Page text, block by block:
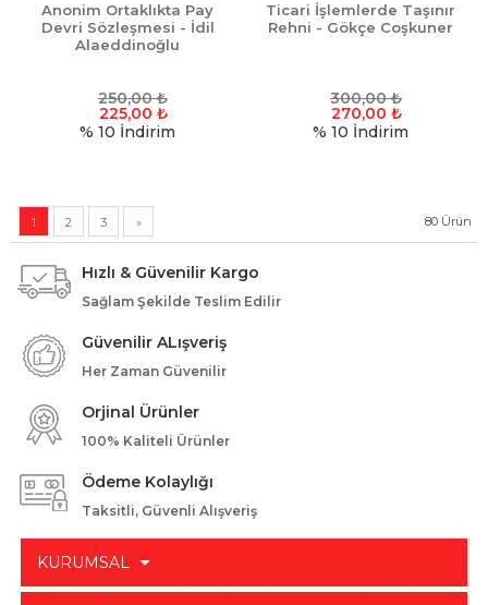
Anonim Ortaklıkta Pay
Devri Sözleşmesi - İdil
Alaeddinoğlu
250,00₺
225,00 ₺
% 10 İndirim
Ticari İşlemlerde Taşınır
Rehni - Gökçe Coşkuner
300,00₺
270,00 ₺
% 10 İndirim
80 Ürün
1 2 3 »
Hızlı & Güvenilir Kargo
Sağlam Şekilde Teslim Edilir
Güvenilir ALışveriş
Her Zaman Güvenilir
Orjinal Ürünler
100% Kaliteli Ürünler
Ödeme Kolaylığı
Taksitli, Güvenli Alışveriş
KURUMSAL